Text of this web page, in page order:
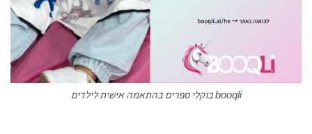
booqli בוקלי ספרים בהתאמה אישית לילדים